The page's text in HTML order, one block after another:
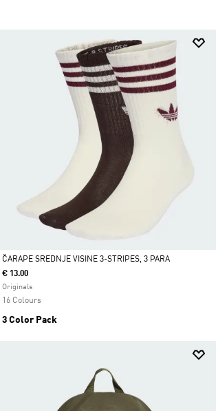
Da
ČARAPE SREDNJE VISINE 3-STRIPES, 3 PARA
€ 13.00
Originals
16 Colours
3 Color Pack